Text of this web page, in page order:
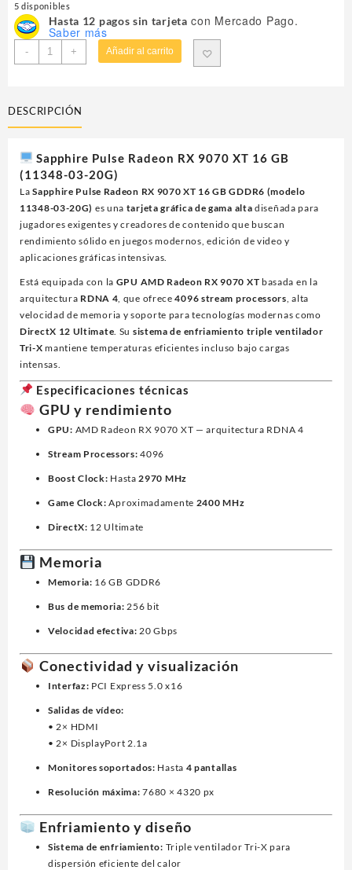
5 disponibles
Hasta 12 pagos sin tarjeta con Mercado Pago.
Saber más
-
TARJETA
DE
(11348-
03-
PULSE
RADEON
RX
9070
XT
16GB
GDDR6
2*DP
2*HDMI
cantidad
+ Añadir al carrito
DESCRIPCIÓN
Sapphire Pulse Radeon RX 9070 XT 16 GB
(11348-03-20G)
LaSapphire Pulse Radeon RX 9070 XT 16 GB GDDR6 (modelo
11348-03-20G) es una tarjeta gráfica de gama alta diseñada para
jugadores exigentes y creadores de contenido que buscan
rendimiento sólido en juegos modernos, edición de video y
aplicaciones gráficas intensivas.
Está equipada con la GPU AMD Radeon RX 9070 XT basada en la
arquitectura RDNA 4 , que ofrece4096 stream processors , alta
velocidad de memoria y soporte para tecnologías modernas como
DirectX 12 Ultimate . Su sistema de enfriamiento triple ventilador
Tri-X mantiene temperaturas eficientes incluso bajo cargas
intensas.
Especificaciones técnicas
GPU y rendimiento
GPU: AMD Radeon RX 9070 XT — arquitectura RDNA 4
Stream Processors: 4096
Boost Clock: Hasta 2970 MHz
Game Clock: Aproximadamente 2400 MHz
DirectX: 12 Ultimate
Memoria
Memoria: 16 GB GDDR6
Bus de memoria: 256 bit
Velocidad efectiva: 20 Gbps
Conectividad y visualización
Interfaz: PCI Express 5.0 x16
Salidas de vídeo:
• 2× HDMI
• 2× DisplayPort 2.1a
Monitores soportados: Hasta 4 pantallas
Resolución máxima: 7680 × 4320 px
Enfriamiento y diseño
Sistema de enfriamiento: Triple ventilador Tri-X para
dispersión eficiente del calor